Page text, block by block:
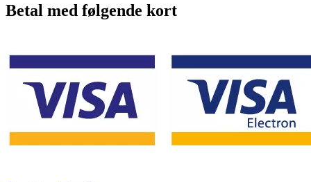
Betal med følgende kort